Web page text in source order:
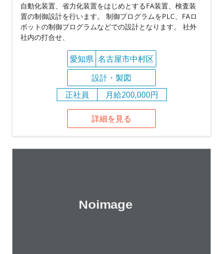
自動化装置、省力化装置をはじめとするFA装置、検査装
置の制御設計を行います。 制御プログラムをPLC、FAロ
ボットの制御プログラムなどでの設計となります。 社外
社内の打合せ、
愛知県 名古屋市中村区
設計・製図
正社員
月給200,000円
詳細を見る